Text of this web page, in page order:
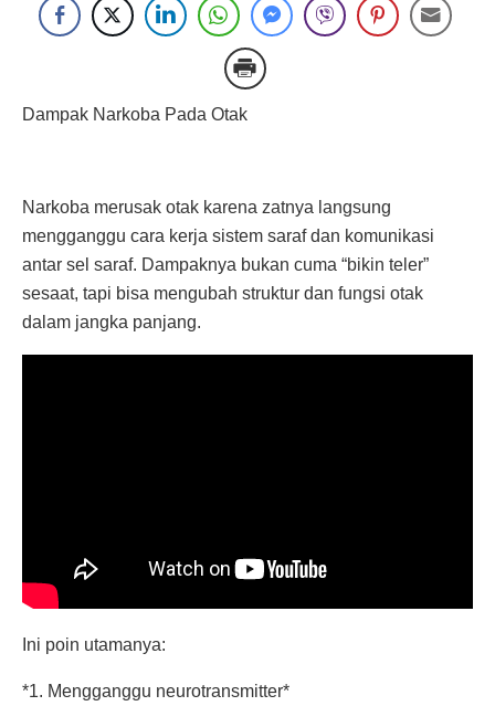
Dampak Narkoba Pada Otak
Narkoba merusak otak karena zatnya langsung
mengganggu cara kerja sistem saraf dan komunikasi
antar sel saraf. Dampaknya bukan cuma “bikin teler”
sesaat, tapi bisa mengubah struktur dan fungsi otak
dalam jangka panjang.
Ini poin utamanya:
*1. Mengganggu neurotransmitter*